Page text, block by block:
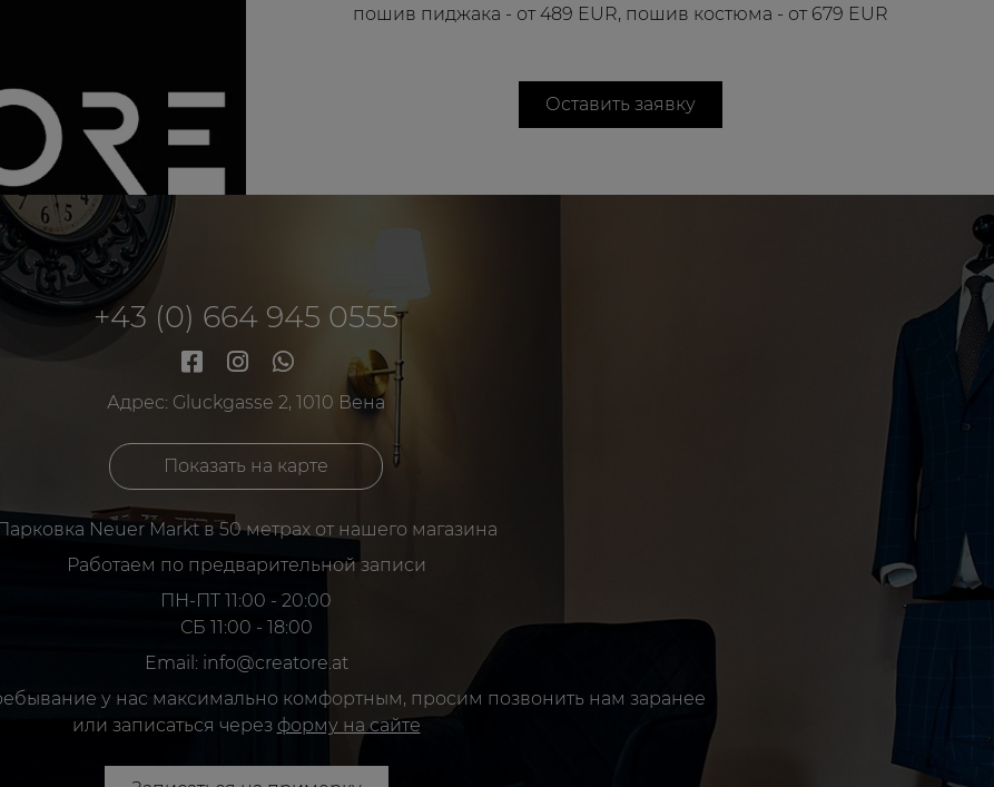
пошив пиджака - от 489 EUR, пошив костюма - от 679 EUR
Оставить заявку
+43 (0) 664 945 0555
Адрес: Gluckgasse 2, 1010 Вена
Показать на карте
Neuer Markt в 50 метрах от нашего магазина
Работаем по предварительной записи
ПН-ПТ 11:00 - 20:00
СБ 11:00 - 18:00
Email: info@creatore.at
у нас максимально комфортным, просим позвонить нам заранее
или записаться через форму на сайте